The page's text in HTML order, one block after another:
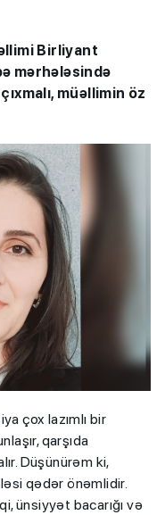
Birliyant
mərhələsində
müəllimin öz
çox lazımlı bir
qarşıda
Düşünürəm ki,
qədər önəmlidir.
ünsiyyət bacarığı və